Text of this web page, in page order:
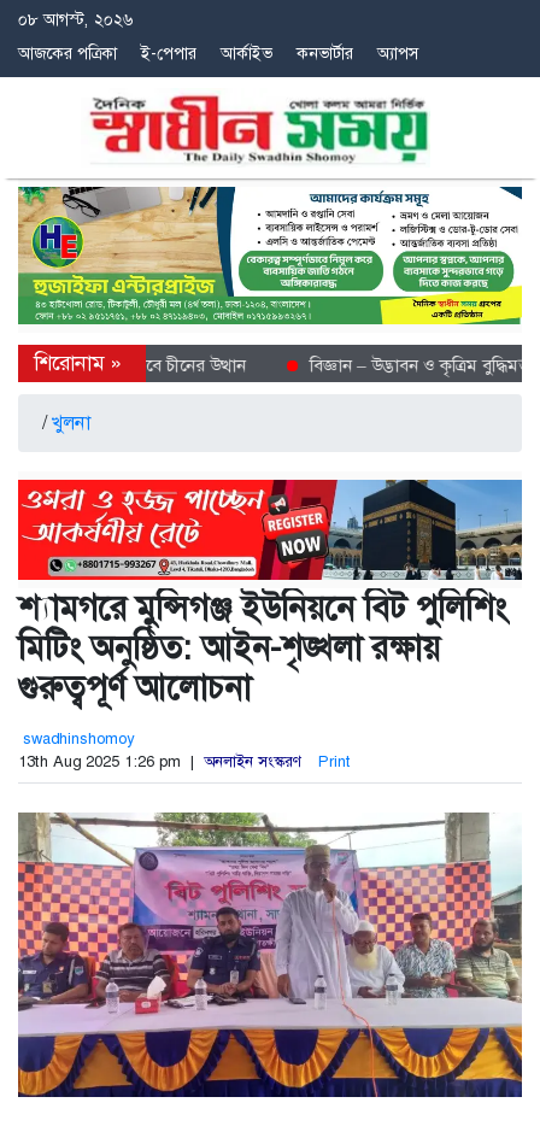
০৮ আগস্ট, ২০২৬
আজকের পত্রিকা
ই-পেপার আর্কাইভ কনভার্টার অ্যাপস
শীতল গন্তব্য হিসেবে চীনের উত্থান বিজ্ঞান – উদ্ভাবন ও কৃত্রিম বুদ্ধিমত্তায়
/খুলনা
শ্যামগরে মুন্সিগঞ্জ ইউনিয়নে বিট পুলিশিং
মিটিং অনুষ্ঠিত: আইন-শৃঙ্খলা রক্ষায়
গুরুত্বপূর্ণ আলোচনা
swadhinshomoy
13th Aug 2025 1:26 pm | অনলাইন সংস্করণ Print